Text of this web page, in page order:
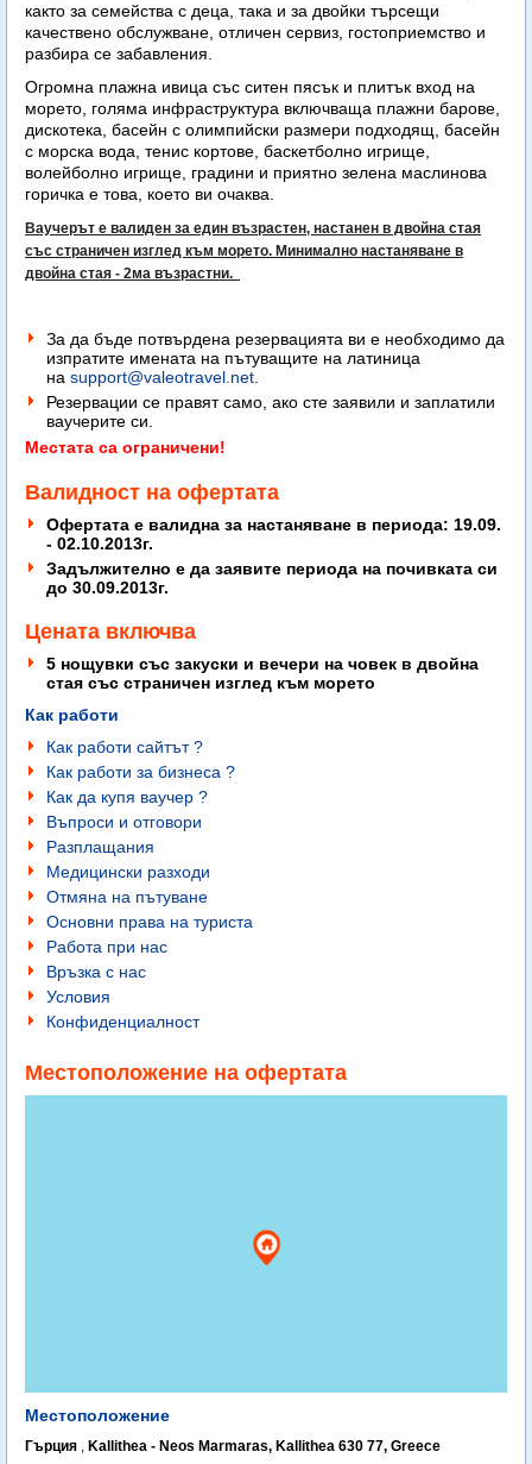
както за семейства с деца, така и за двойки търсещи
качествено обслужване, отличен сервиз, гостоприемство и
разбира се забавления.
Огромна плажна ивица със ситен пясък и плитък вход на
морето, голяма инфраструктура включваща плажни барове,
дискотека, басейн с олимпийски размери подходящ, басейн
с морска вода, тенис кортове, баскетболно игрище,
волейболно игрище, градини и приятно зелена маслинова
горичка е това, което ви очаква.
Ваучерът е валиден за един възрастен, настанен в двойна стая
със страничен изглед към морето. Минимално настаняване в
двойна стая - 2ма възрастни.
За да бъде потвърдена резервацията ви е необходимо да
изпратите имената на пътуващите на латиница
на support@valeotravel.net
Резервации се правят само, ако сте заявили и заплатили
ваучерите си.
Местата са ограничени!
Валидност на офертата
Офертата е валидна за настаняване в периода: 19.09.
- 02.10.2013г.
Задължително е да заявите периода на почивката си
до 30.09.2013г.
Цената включва
5 нощувки със закуски и вечери на човек в двойна
стая със страничен изглед към морето
Как работи
Как работи сайтът ?
Как работи за бизнеса ?
Как да купя ваучер ?
Въпроси и отговори
Разплащания
Медицински разходи
Отмяна на пътуване
Основни права на туриста
Работа при нас
Връзка с нас
Условия
Конфиденциалност
Местоположение на офертата
Местоположение
Гърция , Kallithea - Neos Marmaras, Kallithea 630 77, Greece